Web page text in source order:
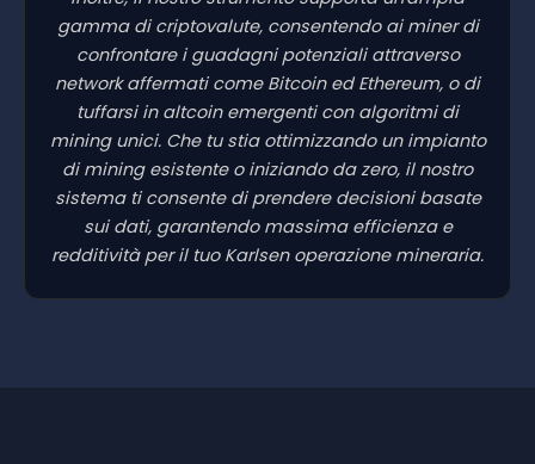
gamma di criptovalute, consentendo ai miner di
confrontare i guadagni potenziali attraverso
network affermati come Bitcoin ed Ethereum, o di
tuffarsi in altcoin emergenti con algoritmi di
mining unici. Che tu stia ottimizzando un impianto
di mining esistente o iniziando da zero, il nostro
sistema ti consente di prendere decisioni basate
sui dati, garantendo massima efficienza e
redditività per il tuo Karlsen operazione mineraria.